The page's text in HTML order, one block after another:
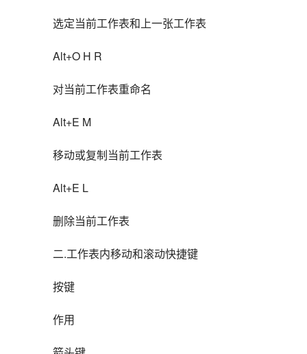
选定当前工作表和上一张工作表
Alt+O H R
对当前工作表重命名
Alt+E M
移动或复制当前工作表
Alt+E L
删除当前工作表
二.工作表内移动和滚动快捷键
按键
作用